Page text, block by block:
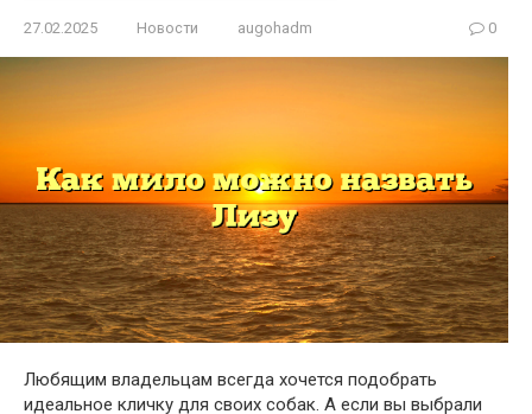
27.02.2025 Новости augohadm 0
Любящим владельцам всегда хочется подобрать
идеальное кличку для своих собак. А если вы выбрали